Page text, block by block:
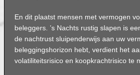
En dit plaatst mensen met vermogen
beleggers. ’s Nachts rustig slapen is
de nachtrust sluipenderwijs aan uw
beleggingshorizon hebt, verdient het
volatiliteitsrisico en koopkrachtrisico te